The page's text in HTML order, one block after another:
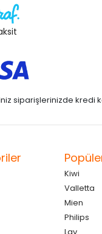
siparişlerinizde kredi
Kiwi
Valletta
Mien
Philips
Lav